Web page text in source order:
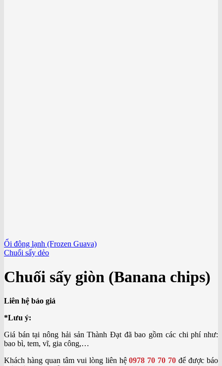
Ổi đông lạnh (Frozen Guava)
Chuối sấy dẻo
Chuối sấy giòn (Banana chips)
Liên hệ báo giá
*Lưu ý:
Giá bán tại nông hải sản Thành Đạt đã bao gồm các chi phí như:
bao bì, tem, vĩ, gia công,…
Khách hàng quan tâm vui lòng liên hệ0978 70 70 70 để được báo